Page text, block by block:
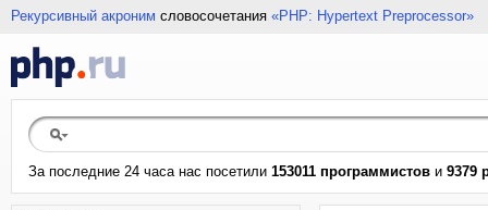
Рекурсивный акроним словосочетания «PHP: Hypertext Preprocessor»
За последние 24 часа нас посетили 153011 программистов и 9379